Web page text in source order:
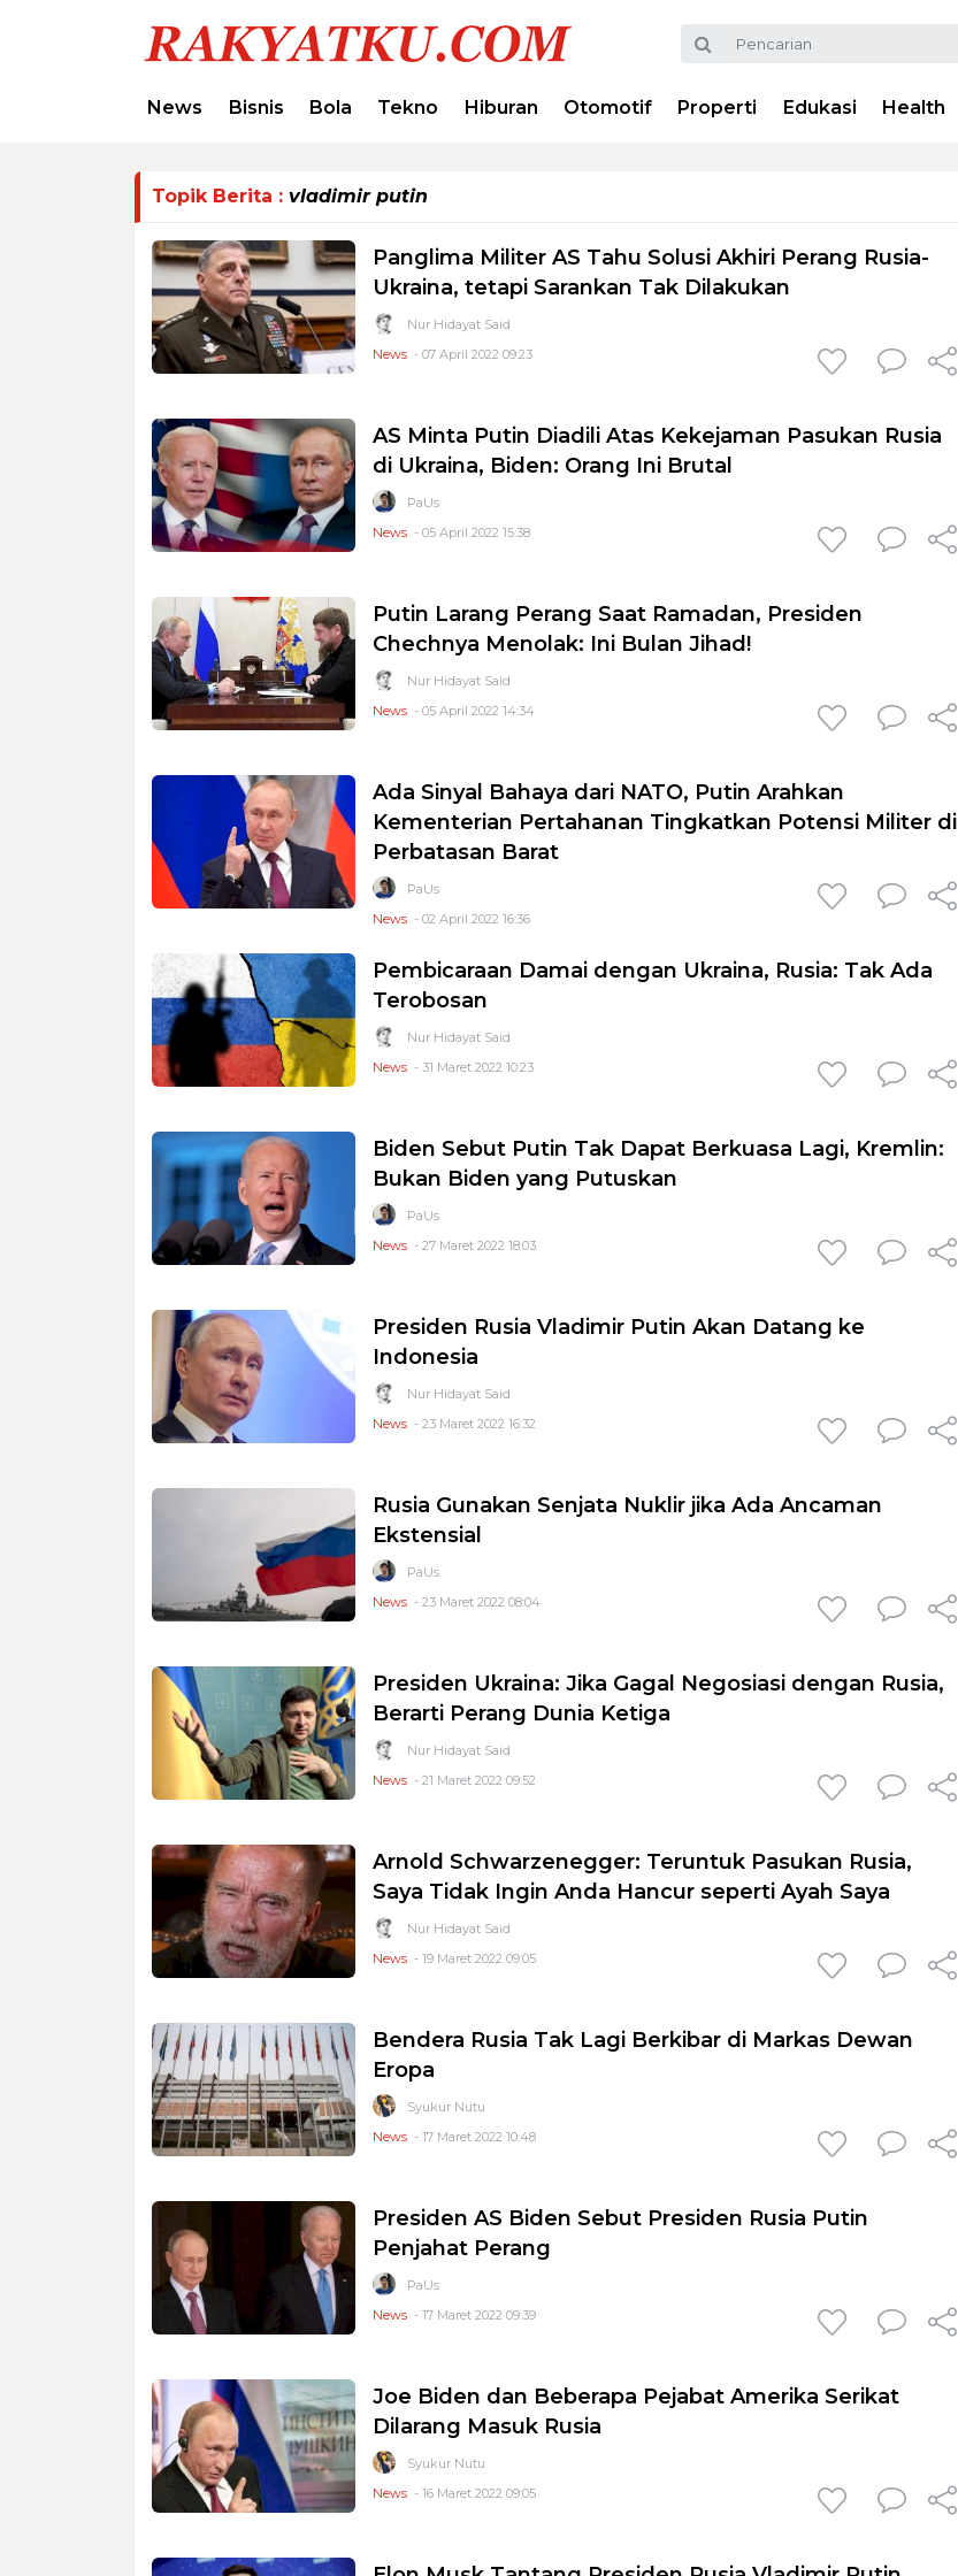
News Bisnis Bola Tekno Hiburan Otomotif Properti Edukasi Health
Topik Berita : vladimir putin
Panglima Militer AS Tahu Solusi Akhiri Perang Rusia-
Ukraina, tetapi Sarankan Tak Dilakukan
Nur Hidayat Said
News - 07 April 2022 09:23
AS Minta Putin Diadili Atas Kekejaman Pasukan Rusia
di Ukraina, Biden: Orang Ini Brutal
PaUs
News - 05 April 2022 15:38
Putin Larang Perang Saat Ramadan, Presiden
Chechnya Menolak: Ini Bulan Jihad!
Nur Hidayat Said
News - 05 April 2022 14:34
Ada Sinyal Bahaya dari NATO, Putin Arahkan
Kementerian Pertahanan Tingkatkan Potensi Militer di
Perbatasan Barat
PaUs
News - 02 April 2022 16:36
Pembicaraan Damai dengan Ukraina, Rusia: Tak Ada
Terobosan
Nur Hidayat Said
News - 31 Maret 2022 10:23
Biden Sebut Putin Tak Dapat Berkuasa Lagi, Kremlin:
Bukan Biden yang Putuskan
PaUs
News - 27 Maret 2022 18:03
Presiden Rusia Vladimir Putin Akan Datang ke
Indonesia
Nur Hidayat Said
News - 23 Maret 2022 16:32
Rusia Gunakan Senjata Nuklir jika Ada Ancaman
Ekstensial
PaUs
News - 23 Maret 2022 08:04
Presiden Ukraina: Jika Gagal Negosiasi dengan Rusia,
Berarti Perang Dunia Ketiga
Nur Hidayat Said
News - 21 Maret 2022 09:52
Arnold Schwarzenegger: Teruntuk Pasukan Rusia,
Saya Tidak Ingin Anda Hancur seperti Ayah Saya
Nur Hidayat Said
News - 19 Maret 2022 09:05
Bendera Rusia Tak Lagi Berkibar di Markas Dewan
Eropa
Syukur Nutu
News - 17 Maret 2022 10:48
Presiden AS Biden Sebut Presiden Rusia Putin
Penjahat Perang
PaUs
News - 17 Maret 2022 09:39
Joe Biden dan Beberapa Pejabat Amerika Serikat
Dilarang Masuk Rusia
Syukur Nutu
News - 16 Maret 2022 09:05